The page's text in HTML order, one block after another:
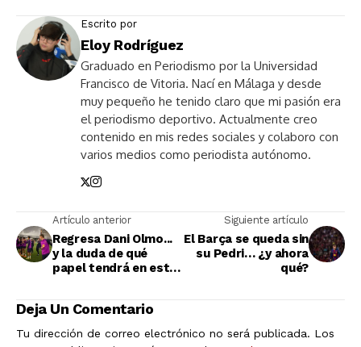
Escrito por
Eloy Rodríguez
Graduado en Periodismo por la Universidad
Francisco de Vitoria. Nací en Málaga y desde
muy pequeño he tenido claro que mi pasión era
el periodismo deportivo. Actualmente creo
contenido en mis redes sociales y colaboro con
varios medios como periodista autónomo.
Artículo anterior
Regresa Dani Olmo...
y la duda de qué
papel tendrá en este
Siguiente artículo
El Barça se queda sin
su Pedri… ¿y ahora
qué?
Deja Un Comentario
Tu dirección de correo electrónico no será publicada. Los